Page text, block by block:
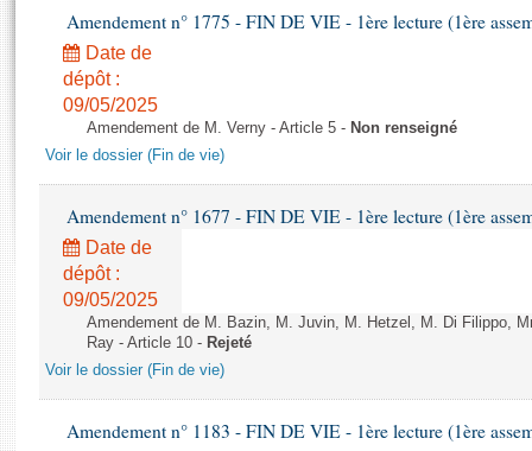
Propositions de loi
Amendements
Textes adoptés
Rapports d'information
Rapports sur l'application des lois
Baromètre de l’application des lois
Dossiers législatifs
Budget et sécurité sociale
Comptes rendus des débats
Histoire
Juniors
Anciennes législatures
Liens vers les sites publics
Contacts et plan d'accès
Photos libres de droit
Amendement n° 1775 - FIN DE VIE - 1ère lecture (1ère
Date de
dépôt :
09/05/2025
Amendement de M. Verny - Article 5 - Non renseigné
Voir le dossier (Fin de vie)
Amendement n° 1677 - FIN DE VIE - 1ère lecture (1ère
Date de
dépôt :
09/05/2025
Amendement de M. Bazin, M. Juvin, M. Hetzel, M. Di Filippo,
Ray - Article 10 - Rejeté
Voir le dossier (Fin de vie)
Amendement n° 1183 - FIN DE VIE - 1ère lecture (1ère